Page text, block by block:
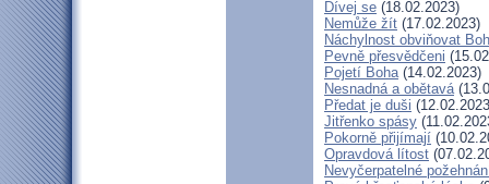
Dívej se (18.02.2023)
Nemůže žít (17.02.2023)
Náchylnost obviňovat
Pevně přesvědčeni
Pojetí Boha(14.02.2023)
Nesnadná a obětavá
Předat je duši
Jitřenko spásy
Pokorně přijímají
Opravdová lítost
Nevyčerpatelné